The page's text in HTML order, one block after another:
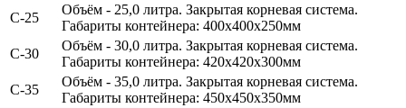
С-25
Объём - 25,0 литра. Закрытая корневая система.
Габариты контейнера: 400х400х250мм
С-30
Объём - 30,0 литра. Закрытая корневая система.
Габариты контейнера: 420х420х300мм
С-35
Объём - 35,0 литра. Закрытая корневая система.
Габариты контейнера: 450х450х350мм